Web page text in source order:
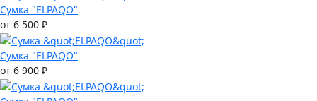
Сумка "ELPAQO"
от 6 500 ₽
Сумка "ELPAQO"
от 6 900 ₽